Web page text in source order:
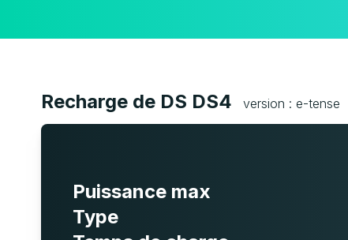
Recharge de DS DS4 version : e-tense
Puissance max
Type